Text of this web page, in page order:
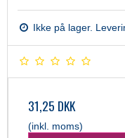
Ikke på lager.
31,25 DKK
(inkl. moms)